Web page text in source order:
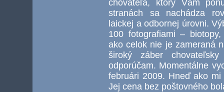
chovateľa, ktorý Vám
stranách sa nachádza
laickej a odbornej úrovni.
100 fotografiami –
ako celok nie je zameraná
široký záber
odporúčam. Momentálne
februári 2009. Hneď ako
Jej cena bez poštovného